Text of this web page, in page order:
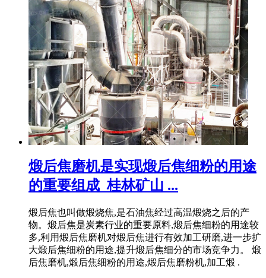
煅后焦磨机是实现煅后焦细粉的用途
的重要组成_桂林矿山 ...
煅后焦也叫做煅烧焦,是石油焦经过高温煅烧之后的产
物。煅后焦是炭素行业的重要原料,煅后焦细粉的用途较
多,利用煅后焦磨机对煅后焦进行有效加工研磨,进一步扩
大煅后焦细粉的用途,提升煅后焦细分的市场竞争力。 煅
后焦磨机,煅后焦细粉的用途,煅后焦磨粉机,加工煅 .